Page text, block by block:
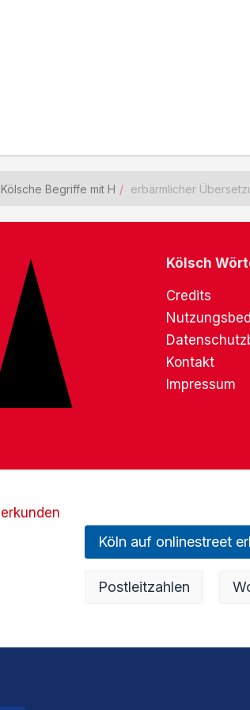
Kölsche Begriffe mit H erbärmlicher
Kölsch
Credits
Kontakt
Impressum
Köln auf onlinestreet
Postleitzahlen